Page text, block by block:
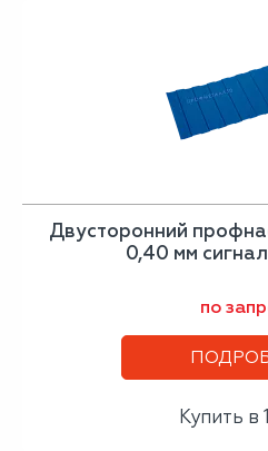
Двусторонний
0,40 мм
по
Купить в